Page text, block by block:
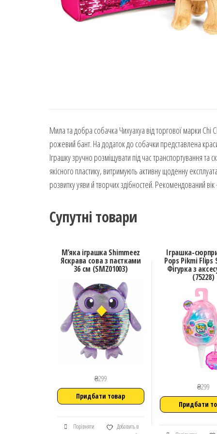
Мила та добра собачка Чихуахуа від торгової марки Chi
рожевий бант. На додаток до собачки представлена
Іграшку зручно розміщувати під час транспортування та
якісного пластику, витримують активну щоденну
розвитку уяви й творчих здібностей. Рекомендований
Супутні товари
М’яка іграшка Shimmeez
Яскрава сова з паєтками
36 см (SMZ01003)
₴299
Придбати товар
Порівняти
Добавить в
Іграшка-
Pops Pikmi Flips
Фiгурка з
(75228)
₴299
Придбати